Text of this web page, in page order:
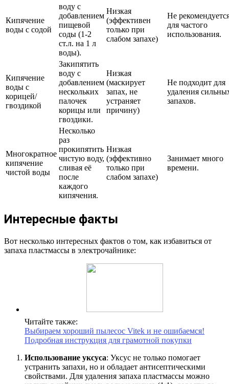
Кипячение
воды с содой
воду с
добавлением
пищевой
соды (1-2
ст.л. на 1 л
воды).
Низкая
(эффективен
только при
слабом запахе)
Не
для частого
использования.
Кипячение
воды с
корицей/
гвоздикой
Закипятить
воду с
добавлением
нескольких
палочек
корицы или
гвоздики.
Низкая
(маскирует
запах, не
устраняет
причину)
Не подходит для
удаления
запахов.
Многократное
кипячение
чистой воды
Несколько
раз
прокипятить
чистую воду,
сливая её
после
каждого
кипячения.
Низкая
(эффективно
только при
слабом запахе)
Занимает много
времени.
Интересные факты
Вот несколько интересных фактов о том, как избавиться от
запаха пластмассы в электрочайнике:
Читайте также:
Выбираем хороший пылесос Vitek и не ошибаемся!
Подробная инструкция для грамотной покупки
Использование уксуса: Уксус не только помогает
устранить запахи, но и обладает антисептическими
свойствами. Для удаления запаха пластмассы можно